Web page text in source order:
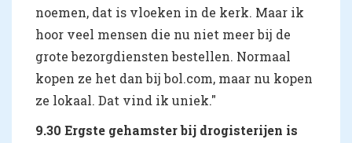
noemen, dat is vloeken in de kerk. Maar ik
hoor veel mensen die nu niet meer bij de
grote bezorgdiensten bestellen. Normaal
kopen ze het dan bij bol.com, maar nu kopen
ze lokaal. Dat vind ik uniek."
9.30 Ergste gehamster bij drogisterijen is